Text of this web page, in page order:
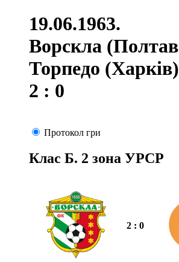
19.06.1963.
Ворскла
Торпедо (Харків)
2 : 0
Протокол гри
Клас Б. 2 зона УРСР
2 : 0